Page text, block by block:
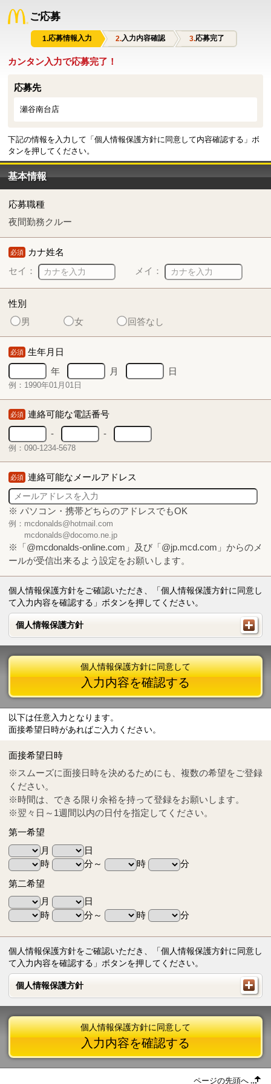
ご応募
応募情報入力 入力内容確認 応募完了
カンタン入力で応募完了！
応募先
瀬谷南台店
下記の情報を入力して「個人情報保護方針に同意して内容確認する」ボ
タンを押してください。
基本情報
応募職種
夜間勤務クルー
必須 カナ姓名
セイ：
メイ：
性別
男
女 回答なし
必須 生年月日
年
月 日
例：1990年01月01日
必須 連絡可能な電話番号
-
-
例：090-1234-5678
必須 連絡可能なメールアドレス
※ パソコン・携帯どちらのアドレスでもOK
例：mcdonalds@hotmail.com
mcdonalds@docomo.ne.jp
※「@mcdonalds-online.com」及び「@jp.mcd.com」からのメ
ールが受信出来るよう設定をお願いします。
個人情報保護方針をご確認いただき、「個人情報保護方針に同意し
て入力内容を確認する」ボタンを押してください。
個人情報保護方針
個人情報保護方針
Tel
0570-55-0314
個人情報保護方針に同意して
入力内容を確認する
以下は任意入力となります。
面接希望日時があればご入力ください。
面接希望日時
※スムーズに面接日時を決めるためにも、複数の希望をご登録
ください。
※時間は、できる限り余裕を持って登録をお願いします。
※翌々日～1週間以内の日付を指定してください。
第一希望
月
日
時
分～ 時
分
第二希望
月
日
時
分～ 時 分
個人情報保護方針をご確認いただき、「個人情報保護方針に同意し
て入力内容を確認する」ボタンを押してください。
個人情報保護方針
個人情報保護方針
個人情報保護方針に同意して
入力内容を確認する
ページの先頭へ